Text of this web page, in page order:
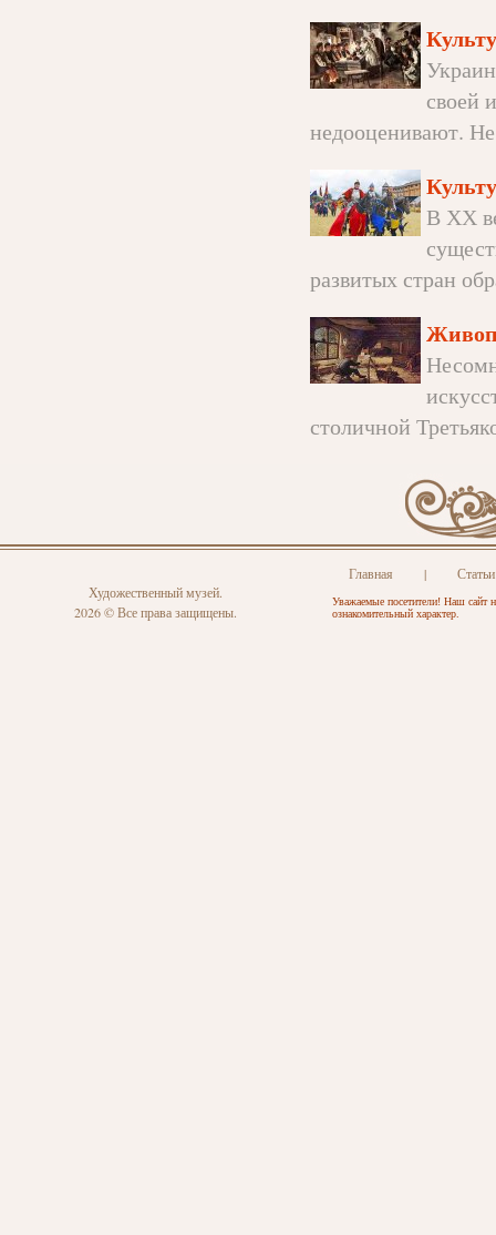
своей
недооценивают.
В ХХ
развитых стран
столичной
Художественный музей.
2026 © Все права защищены.
Главная | Статьи
Уважаемые посетители! Наш сайт
ознакомительный характер.